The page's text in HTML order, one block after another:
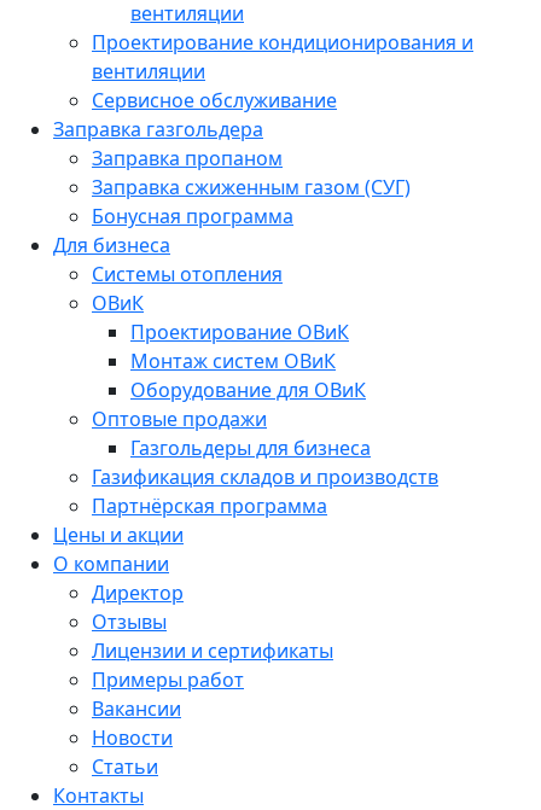
вентиляции
Проектирование кондиционирования и
вентиляции
Сервисное обслуживание
Заправка газгольдера
Заправка пропаном
Заправка сжиженным газом (СУГ)
Бонусная программа
Для бизнеса
Системы отопления
ОВиК
Проектирование ОВиК
Монтаж систем ОВиК
Оборудование для ОВиК
Оптовые продажи
Газгольдеры для бизнеса
Газификация складов и производств
Партнёрская программа
Цены и акции
О компании
Директор
Отзывы
Лицензии и сертификаты
Примеры работ
Вакансии
Новости
Статьи
Контакты